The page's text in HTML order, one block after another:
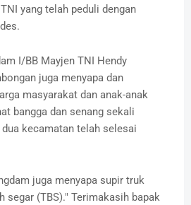
yang telah peduli dengan
I/BB Mayjen TNI Hendy
juga menyapa dan
masyarakat dan anak-anak
bangga dan senang sekali
kecamatan telah selesai
juga menyapa supir truk
segar (TBS)." Terimakasih bapak